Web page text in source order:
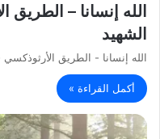
الله إنسانا –
الشهيد
الله إنسانا - الطريق
أكمل القراءة »